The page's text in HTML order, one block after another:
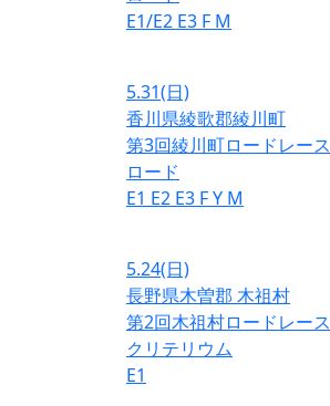
E1/E2 E3 F M
5.31(日)
香川県綾歌郡綾川町
第3回綾川町ロードレース
ロード
E1 E2 E3 FY M
5.24(日)
長野県木曽郡 木祖村
第2回木祖村ロードレース
クリテリウム
E1